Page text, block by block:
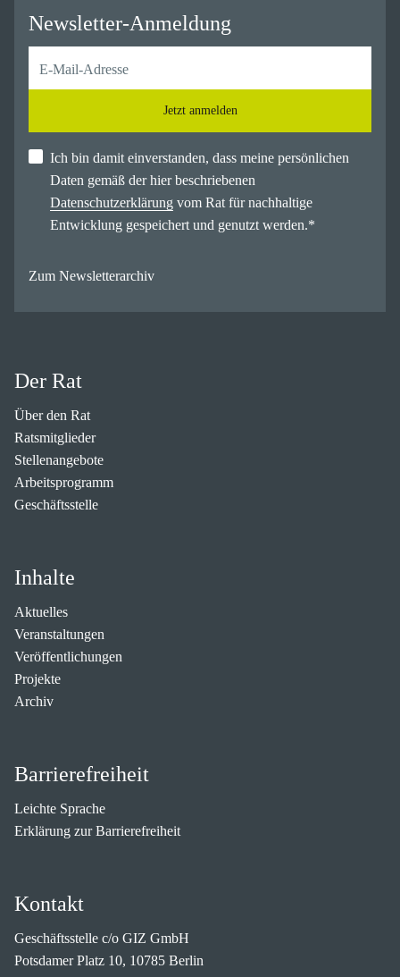
Newsletter-Anmeldung
Jetzt anmelden
Ich bin damit einverstanden, dass meine persönlichen
Daten gemäß der hier beschriebenen
Datenschutzerklärung vom Rat für nachhaltige
Entwicklung gespeichert und genutzt werden.*
Zum Newsletterarchiv
Der Rat
Über den Rat
Ratsmitglieder
Stellenangebote
Arbeitsprogramm
Geschäftsstelle
Inhalte
Aktuelles
Veranstaltungen
Veröffentlichungen
Projekte
Archiv
Barrierefreiheit
Leichte Sprache
Erklärung zur Barrierefreiheit
Kontakt
Geschäftsstelle c/o GIZ GmbH
Potsdamer Platz 10, 10785 Berlin